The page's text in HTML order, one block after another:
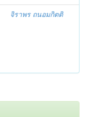
จิราพร ถนอมกิตติ